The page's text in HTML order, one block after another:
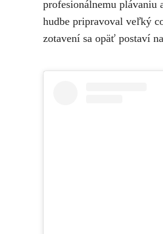
profesionálnemu plávaniu
hudbe pripravoval veľký
zotavení sa opäť postaví